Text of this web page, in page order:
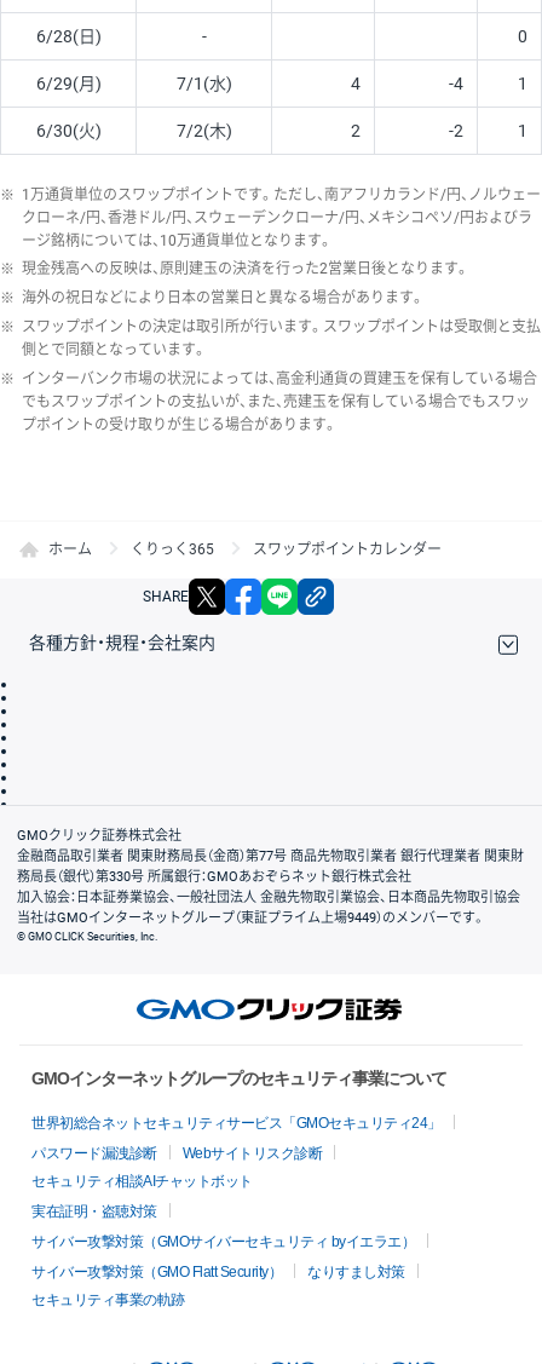
6/28(日) - 0
6/29(月) 7/1(水) 4 -4 1
6/30(火) 7/2(木) 2 -2 1
※ 1万通貨単位のスワップポイントです。ただし、南アフリカランド/円、ノルウェー
クローネ/円、香港ドル/円、スウェーデンクローナ/円、メキシコペソ/円およびラ
ージ銘柄については、10万通貨単位となります。
※ 現金残高への反映は、原則建玉の決済を行った2営業日後となります。
※ 海外の祝日などにより日本の営業日と異なる場合があります。
※ スワップポイントの決定は取引所が行います。スワップポイントは受取側と支払
側とで同額となっています。
※ インターバンク市場の状況によっては、高金利通貨の買建玉を保有している場合
でもスワップポイントの支払いが、また、売建玉を保有している場合でもスワッ
プポイントの受け取りが生じる場合があります。
ホーム くりっく365 スワップポイントカレンダー
SHARE X facebook
各種方針・規程・会社案内
会社案内
GMOクリック証券株式会社
金融商品取引業者 関東財務局長（金商）第77号 商品先物取引業者 銀行代理業者 関東財
務局長（銀代）第330号 所属銀行：GMOあおぞらネット銀行株式会社
加入協会：日本証券業協会、一般社団法人 金融先物取引業協会、日本商品先物取引協会
当社はGMOインターネットグループ（東証プライム上場9449）のメンバーです。
© GMO CLICK Securities, Inc.
GMOインターネットグループのセキュリティ事業について
世界初総合ネットセキュリティサービス「GMOセキュリティ24」
パスワード漏洩診断
Webサイトリスク診断
セキュリティ相談AIチャットボット
実在証明・盗聴対策
サイバー攻撃対策（GMOサイバーセキュリティ byイエラエ）
サイバー攻撃対策（GMO Flatt Security）
なりすまし対策
セキュリティ事業の軌跡